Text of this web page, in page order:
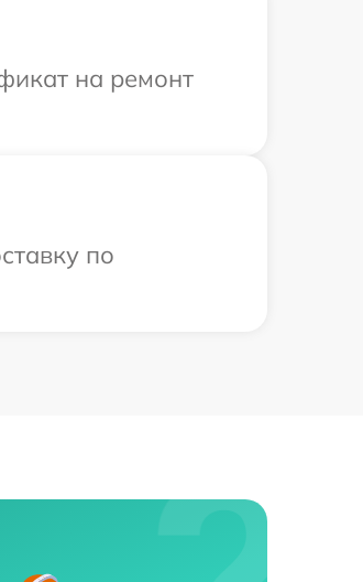
на ремонт
по